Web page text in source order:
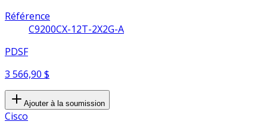
Référence
C9200CX-12T-2X2G-A
PDSF
3 566,90 $
Ajouter à la soumission
Cisco